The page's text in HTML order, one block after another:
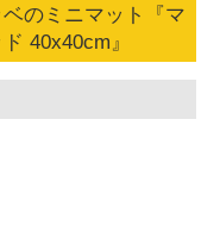
のミニマット『マ
40x40cm』